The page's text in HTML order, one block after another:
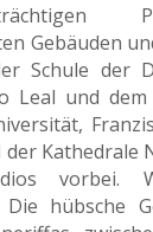
Gebäuden
Schule der
Leal und dem
Kathedrale
vorbei.
hübsche